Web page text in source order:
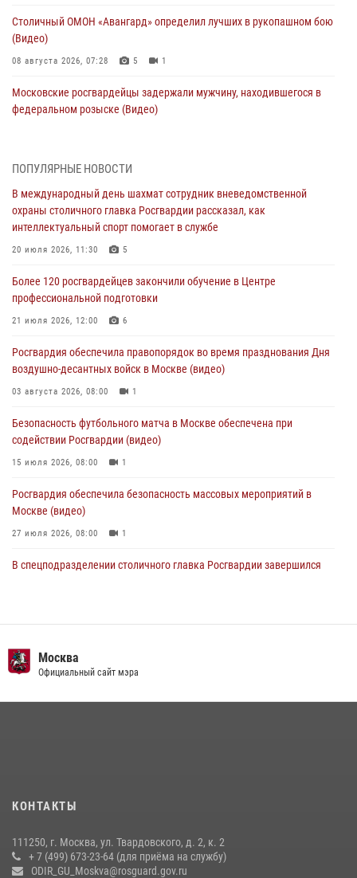
Столичный ОМОН «Авангард» определил лучших в рукопашном бою
(Видео)
08 августа 2026, 07:28 5 1
Московские росгвардейцы задержали мужчину, находившегося в
федеральном розыске (Видео)
В центре столицы росгвардейцы задержали мужчину, пытавшегося
07 августа 2026, 09:26
Столичное управление вневедомственной охраны Росгвардии
признано лучшим по итогам полугодия на всероссийском
06 августа 2026, 14:59
Столичные росгвардейцы задержали троих мужчин, устроивших
06 августа 2026, 11:20 1
Охрану общественного порядка и безопасность на футбольном
06 августа 2026, 08:30
ПОПУЛЯРНЫЕ НОВОСТИ
В международный день шахмат сотрудник вневедомственной
охраны столичного главка Росгвардии рассказал, как
интеллектуальный спорт помогает в службе
20 июля 2026, 11:30 5
Более 120 росгвардейцев закончили обучение в Центре
профессиональной подготовки
21 июля 2026, 12:00 6
Росгвардия обеспечила правопорядок во время празднования Дня
воздушно-десантных войск в Москве (видео)
03 августа 2026, 08:00 1
Безопасность футбольного матча в Москве обеспечена при
содействии Росгвардии (видео)
15 июля 2026, 08:00 1
Росгвардия обеспечила безопасность массовых мероприятий в
Москве (видео)
27 июля 2026, 08:00 1
В спецподразделении столичного главка Росгвардии завершился
районе Китай-города (видео)
30 июля 2026, 14:00 1
матче в Москве обеспечила Росгвардия (видео)
Центральный округ Росгвардии отмечает 105-летие
Москва
Официальный сайт мэра
КОНТАКТЫ
111250, г. Москва, ул. Твардовского, д. 2, к. 2
+ 7 (499) 673-23-64 (для приёма на службу)
ODIR_GU_Moskva@rosguard.gov.ru